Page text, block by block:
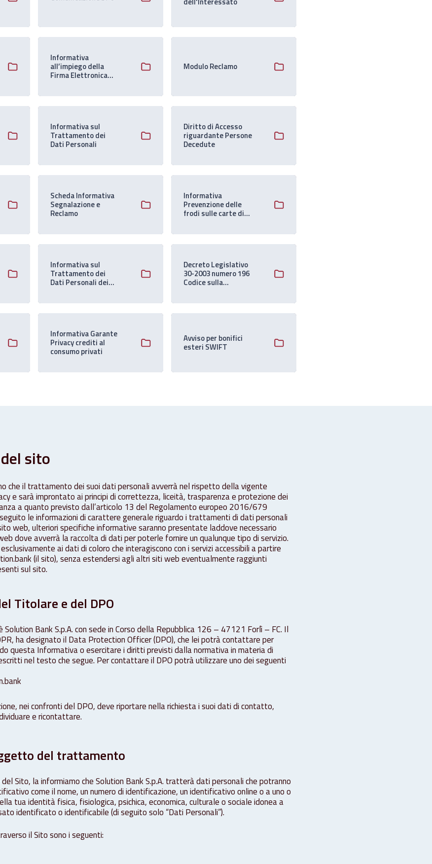
Informativa
all’impiego della
Firma Elettronica
Modulo Reclamo
Informativa sul
Trattamento dei
Dati Personali
Diritto di Accesso
riguardante Persone
Decedute
Scheda Informativa
Segnalazione e
Reclamo
Informativa
Prevenzione delle
frodi sulle carte di
Informativa sul
Trattamento dei
Dati Personali dei
Decreto Legislativo
30-2003 numero 196
Codice sulla
Informativa Garante
Privacy crediti al
consumo privati
Avviso per bonifici
esteri SWIFT
del sito
che il trattamento dei suoi dati personali avverrà nel rispetto della vigente
e sarà improntato ai principi di correttezza, liceità, trasparenza e protezione dei
a quanto previsto dall’articolo 13 del Regolamento europeo 2016/679
seguito le informazioni di carattere generale riguardo i trattamenti di dati personali
web, ulteriori specifiche informative saranno presentate laddove necessario
dove avverrà la raccolta di dati per poterle fornire un qualunque tipo di servizio.
ai dati di coloro che interagiscono con i servizi accessibili a partire
(il sito), senza estendersi agli altri siti web eventualmente raggiunti
sul sito.
Titolare e del DPO
Bank S.p.A. con sede in Corso della Repubblica 126 – 47121 Forlì – FC. Il
ha designato il Data Protection Officer (DPO), che lei potrà contattare per
questa Informativa o esercitare i diritti previsti dalla normativa in materia di
nel testo che segue. Per contattare il DPO potrà utilizzare uno dei seguenti
nei confronti del DPO, deve riportare nella richiesta i suoi dati di contatto,
e ricontattare.
del trattamento
Sito, la informiamo che Solution Bank S.p.A. tratterà dati personali che potranno
come il nome, un numero di identificazione, un identificativo online o a uno o
tua identità fisica, fisiologica, psichica, economica, culturale o sociale idonea a
identificato o identificabile (di seguito solo “Dati Personali”).
il Sito sono i seguenti: